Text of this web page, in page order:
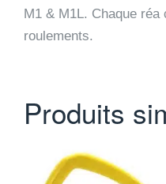
M1 & M1L. Chaque
roulements.
Produits